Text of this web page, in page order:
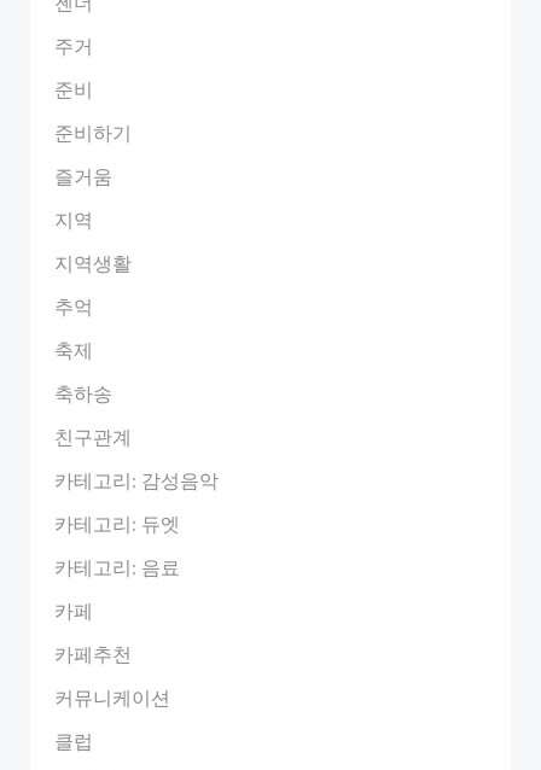
주거
준비
준비하기
즐거움
지역
지역생활
추억
축제
축하송
친구관계
카테고리: 감성음악
카테고리: 듀엣
카테고리: 음료
카페
카페추천
커뮤니케이션
클럽